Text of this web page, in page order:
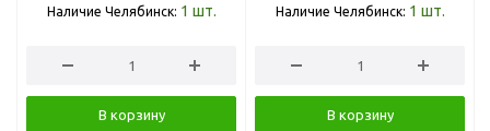
Наличие Челябинск: 1 шт.
В корзину
Наличие Челябинск: 1 шт.
В корзину